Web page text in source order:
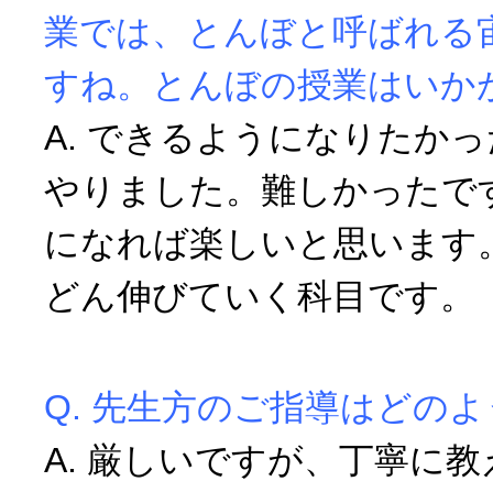
業では、とんぼと呼ばれる
すね。とんぼの授業はいか
A. できるようになりたか
やりました。難しかったで
になれば楽しいと思います
どん伸びていく科目です。
Q. 先生方のご指導はどの
A. 厳しいですが、丁寧に